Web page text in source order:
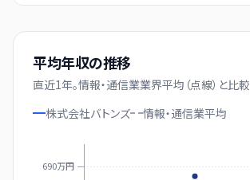
平均年収の推移
直近1年。情報・通信業業界平均（点線）と比較
株式会社バトンズ
情報・通信業平均
690万円